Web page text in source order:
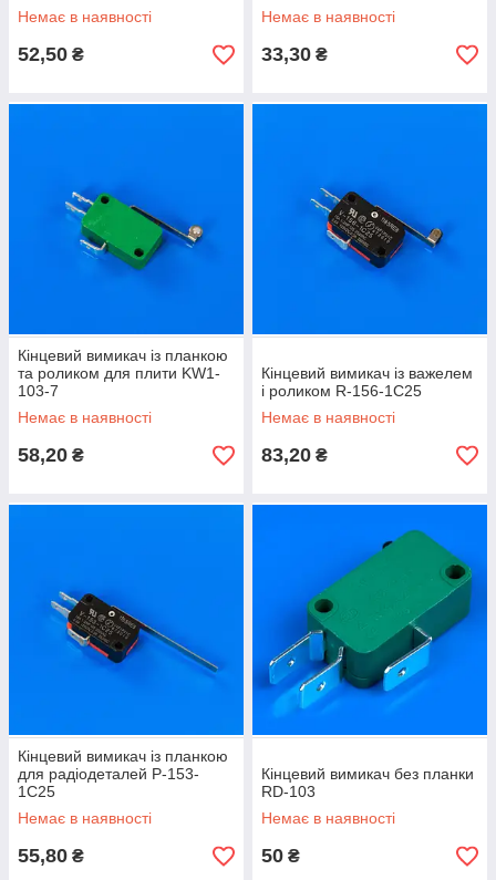
Немає в наявності
52,50 ₴
Немає в наявності
33,30 ₴
Кінцевий вимикач із планкою
та роликом для плити KW1-
103-7
Немає в наявності
58,20 ₴
Кінцевий вимикач із важелем
і роликом R-156-1C25
Немає в наявності
83,20 ₴
Кінцевий вимикач із планкою
для радіодеталей P-153-
1C25
Немає в наявності
55,80 ₴
Кінцевий вимикач без планки
RD-103
Немає в наявності
50 ₴